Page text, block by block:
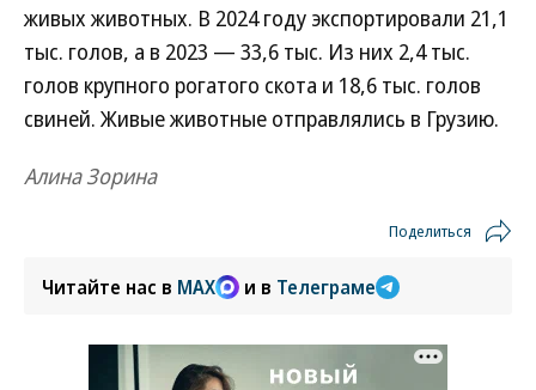
живых животных. В 2024 году экспортировали 21,1
тыс. голов, а в 2023 — 33,6 тыс. Из них 2,4 тыс.
голов крупного рогатого скота и 18,6 тыс. голов
свиней. Живые животные отправлялись в Грузию.
Алина Зорина
Поделиться
Читайте нас в MAX и в Телеграме